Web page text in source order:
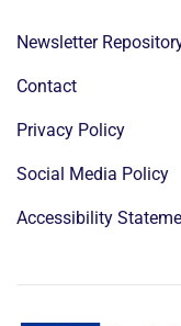
Newsletter
Contact
Privacy Policy
Social Media Policy
Accessibility